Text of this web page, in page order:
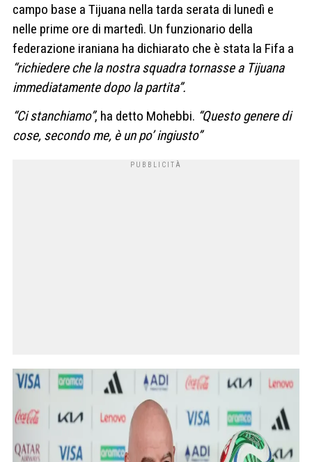
campo base a Tijuana nella tarda serata di lunedì e
nelle prime ore di martedì. Un funzionario della
federazione iraniana ha dichiarato che è stata la Fifa a
“richiedere che la nostra squadra tornasse a Tijuana
immediatamente dopo la partita”.
“Ci stanchiamo”, ha detto Mohebbi. “Questo genere di
cose, secondo me, è un po’ ingiusto”